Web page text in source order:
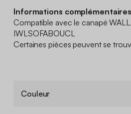
Informations
Compatible avec le canapé
IWLSOFABOUCL
Certaines pièces peuvent se
Couleur